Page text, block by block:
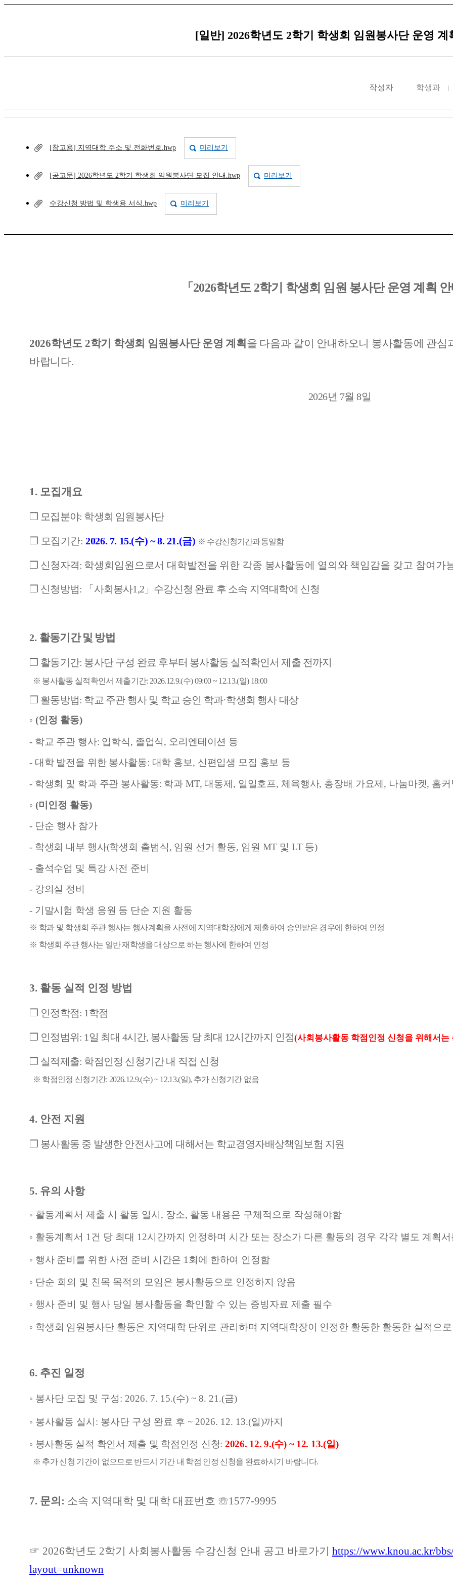
[일반] 2026학년도 2학기 학생회 임원봉사단 운영 계
작성자 학생과
[참고용] 지역대학 주소 및 전화번호.hwp 미리보기
[공고문] 2026학년도 2학기 학생회 임원봉사단 모집 안내.hwp 미리보기
수강신청 방법 및 학생용 서식.hwp 미리보기
「 2026학년도 2학기 학생회 임원 봉사단 운영 계획
2026학년도 2학기 학생회 임원봉사단 운영 계획 을 다음과 같이 안내하오니 봉사활동에 관
바랍니다.
2026년 7월8일
1. 모집개요
❒ 모집분야: 학생회 임원봉사단
❒ 모집기간:2026. 7. 15.(수) ~ 8. 21.(금) ※ 수강신청기간과 동일함
❒ 신청자격: 학생회임원으로서 대학발전을 위한 각종 봉사활동에 열의와 책임감을 갖고 참여가
❒ 신청방법: 「 사회봉사1,2 」 수강신청 완료 후 소속 지역대학에 신청
2. 활동기간 및 방법
❒ 활동기간: 봉사단 구성 완료 후부터 봉사활동 실적확인서 제출 전까지
※ 봉사활동 실적확인서 제출기간: 2026.12.9.(수) 09:00 ~ 12.13.(일) 18:00
❒ 활동방법: 학교 주관 행사 및 학교 승인 학과·학생회 행사 대상
◦ (인정 활동)
- 학교 주관 행사: 입학식, 졸업식, 오리엔테이션 등
- 대학 발전을 위한 봉사활동: 대학 홍보, 신편입생 모집 홍보 등
- 학생회 및 학과 주관 봉사활동: 학과 MT, 대동제 , 일일호프, 체육행사, 총장배 가요제 , 나눔마켓, 홈
◦ (미인정 활동)
- 단순 행사 참가
- 학생회 내부 행사(학생회 출범식, 임원 선거 활동, 임원 MT 및 LT 등)
- 출석수업 및 특강 사전 준비
- 강의실 정비
- 기말시험 학생 응원 등 단순 지원 활동
※ 학과 및 학생회 주관 행사는 행사계획을 사전에 지역대학장에게 제출하여 승인받은 경우에 한하여 인정
※ 학생회 주관 행사는 일반 재학생을 대상으로 하는 행사에 한하여 인정
3. 활동 실적 인정 방법
❒ 인정학점: 1 학점
❒ 인정범위 : 1 일 최대 4시간, 봉사활동 당 최대 12시간까지 인정(사회봉사활동 학점인정 신청을 위해서
❒ 실적제출: 학점인정 신청기간 내 직접 신청
※ 학점인정 신청기간: 2026.12.9.(수) ~ 12.13.(일), 추가 신청기간 없음
4. 안전 지원
❒ 봉사활동 중 발생한 안전사고에 대해서는 학교경영자배상책임보험 지원
5. 유의 사항
◦ 활동계획서 제출 시 활동 일시 , 장소, 활동 내용은 구체적으로 작성해야함
◦ 활동계획서 1건 당 최대 12시간까지 인정하며 시간 또는 장소가 다른 활동의 경우 각각 별도 계획
◦ 행사 준비를 위한 사전 준비 시간은 1 회에 한하여 인정함
◦ 단순 회의 및 친목 목적의 모임은 봉사활동으로 인정하지 않음
◦ 행사 준비 및 행사 당일 봉사활동을 확인할 수 있는 증빙자료 제출 필수
◦ 학생회 임원봉사단 활동은 지역대학 단위로 관리하며 지역대학장이 인정한 활동한 활동한 실적으
6. 추진 일정
◦ 봉사단 모집 및 구성: 2026. 7. 15.(수) ~ 8. 21.(금)
◦ 봉사활동 실시 : 봉사단 구성 완료 후 ~ 2026. 12. 13.(일)까지
◦ 봉사활동 실적 확인서 제출 및 학점인정 신청: 2026. 12. 9.(수) ~ 12. 13.(일)
※ 추가 신청 기간이 없으므로 반드시 기간 내 학점 인정 신청을 완료하시기 바랍니다.
7. 문의 : 소속 지역대학 및 대학 대표번호 ☏1577-9995
☞ 2026학년도 2학기 사회봉사활동 수강신청 안내 공고 바로가기 https://www.knou.ac.kr/
layout=unknown